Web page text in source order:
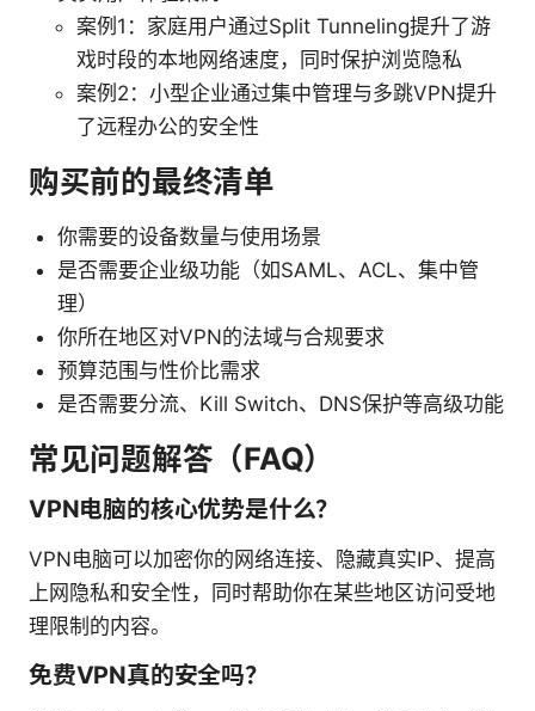
案例1：家庭用户通过Split Tunneling提升了游
戏时段的本地网络速度，同时保护浏览隐私
案例2：小型企业通过集中管理与多跳VPN提升
了远程办公的安全性
购买前的最终清单
你需要的设备数量与使用场景
是否需要企业级功能（如SAML、ACL、集中管
理）
你所在地区对VPN的法域与合规要求
预算范围与性价比需求
是否需要分流、Kill Switch、DNS保护等高级功能
常见问题解答（FAQ）
VPN电脑的核心优势是什么？
VPN电脑可以加密你的网络连接、隐藏真实IP、提高
上网隐私和安全性，同时帮助你在某些地区访问受地
理限制的内容。
免费VPN真的安全吗？